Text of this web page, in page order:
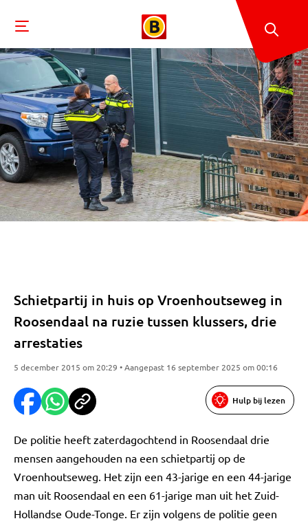
Schietpartij in huis op Vroenhoutseweg in
Roosendaal na ruzie tussen klussers, drie
arrestaties
5 december 2015 om 20:29 • Aangepast 16 september 2025 om 00:16
Hulp bij lezen
De politie heeft zaterdagochtend in Roosendaal drie
mensen aangehouden na een schietpartij op de
Vroenhoutseweg. Het zijn een 43-jarige en een 44-jarige
man uit Roosendaal en een 61-jarige man uit het Zuid-
Hollandse Oude-Tonge. Er zijn volgens de politie geen